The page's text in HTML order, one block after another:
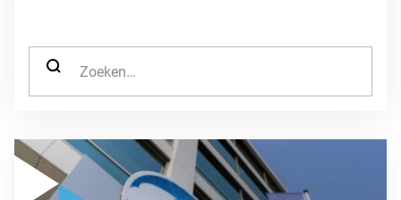
ZOEK NAAR:
GA NAAR “ZO VERGROOT DANONE HET